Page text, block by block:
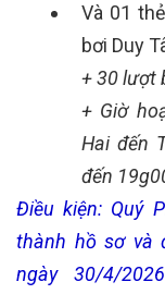
Và 01
bơi Duy
+ 30 lượt
+ Giờ
Hai đến
đến
Điều kiện: Quý
thành hồ sơ và
ngày 30/4/